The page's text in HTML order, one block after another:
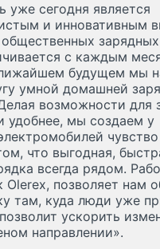
уже сегодня является
и инновативным
с каждым
будущем мы
умной домашней
возможности для
удобнее, мы создаем у
чувство
что выгодная,
всегда рядом.
Olerex, позволяет нам
там, куда люди уже
ускорить
направлении».